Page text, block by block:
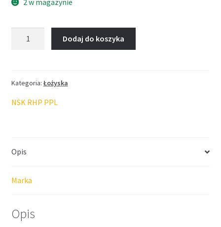
2 w magazynie
Dodaj do koszyka
Kategoria: Łożyska
NSK RHP PPL
Opis
Marka
Opis